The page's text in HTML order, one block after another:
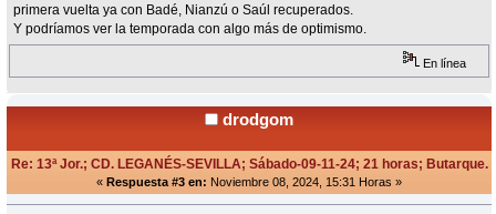
primera vuelta ya con Badé, Nianzú o Saúl recuperados.
Y podríamos ver la temporada con algo más de optimismo.
En línea
drodgom
Re: 13ª Jor.; CD. LEGANÉS-SEVILLA; Sábado-09-11-24; 21 horas; Butarque.
« Respuesta #3 en: Noviembre 08, 2024, 15:31 Horas »